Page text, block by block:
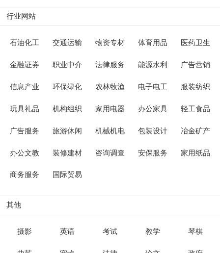
行业网站
石油化工 交通运输 物资专材 体育用品 医药卫生
金融证券 职业中介 法律服务 能源水利 广告营销
信息产业 环保绿化 农林牧渔 电子电工 服装纺织
玩具礼品 机构组织 家用电器 办公家具 轻工食品
广告服务 旅游休闲 机械机电 包装设计 冶金矿产
办公文教 装修建材 咨询调查 安保服务 家用纸品
商务服务 国际贸易
其他
摄影 英语 考试 教学 琴棋